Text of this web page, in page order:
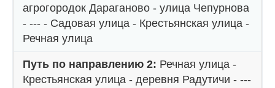
агрогородок Дараганово - улица Чепурнова
- --- - Садовая улица - Крестьянская улица -
Речная улица
Путь по направлению 2: Речная улица -
Крестьянская улица - деревня Радутичи - ---